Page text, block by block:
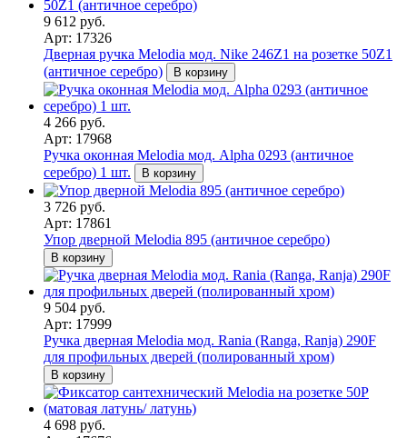
9 612 руб.
Арт: 17326
Дверная ручка Melodia мод. Nike 246Z1 на розетке 50Z1
(античное серебро)
В корзину
4 266 руб.
Арт: 17968
Ручка оконная Melodia мод. Alpha 0293 (античное
серебро) 1 шт.
В корзину
3 726 руб.
Арт: 17861
Упор дверной Melodia 895 (античное серебро)
В корзину
9 504 руб.
Арт: 17999
Ручка дверная Melodia мод. Rania (Ranga, Ranja) 290F
для профильных дверей (полированный хром)
В корзину
4 698 руб.